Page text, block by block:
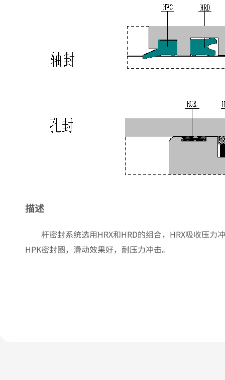
描述
杆密封系统选用HRX和HRD的组合，HRX吸收压
HPK密封圈，滑动效果好，耐压力冲击。